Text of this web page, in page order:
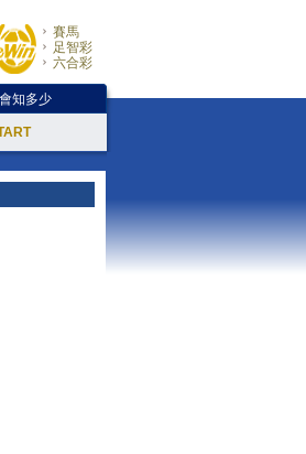
賽馬
足智彩
六合彩
知多少